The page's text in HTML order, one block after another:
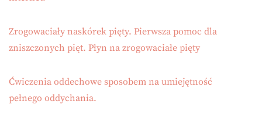
Zrogowaciały naskórek pięty. Pierwsza pomoc dla
zniszczonych pięt. Płyn na zrogowaciałe pięty
Ćwiczenia oddechowe sposobem na umiejętność
pełnego oddychania.